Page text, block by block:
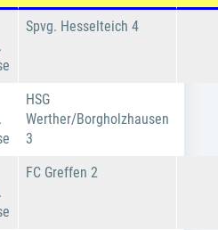
Spvg. Hesselteich 4
HSG
Werther/Borgholzhausen
3
FC Greffen 2